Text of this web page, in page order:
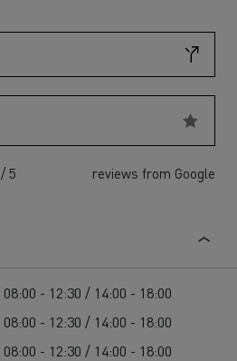
/ 5 reviews from Google
08:00 - 12:30 / 14:00 - 18:00
08:00 - 12:30 / 14:00 - 18:00
08:00 - 12:30 / 14:00 - 18:00